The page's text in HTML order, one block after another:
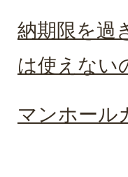
納期限を過
は使えない
マンホール